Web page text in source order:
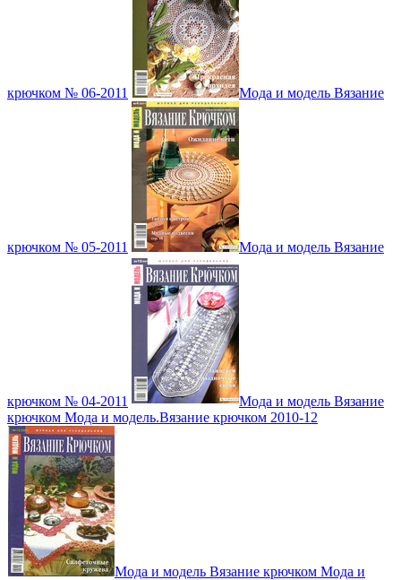
крючком № 06-2011 Мода и модель Вязание
крючком № 05-2011 Мода и модель Вязание
крючком № 04-2011
Мода и модель Вязание
крючком Мода и модель.Вязание крючком 2010-12
Мода и модель Вязание крючком Мода и